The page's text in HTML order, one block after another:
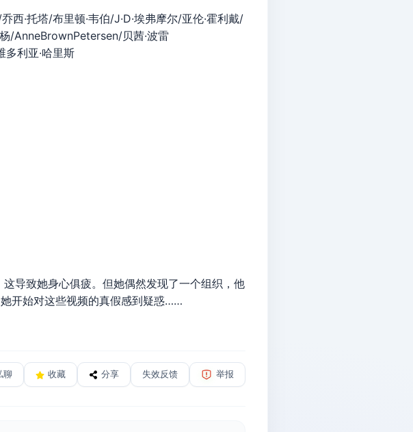
西·托塔/布里顿·韦伯/J·D·埃弗摩尔/亚伦·霍利戴/
/AnneBrownPetersen/贝茜·波雷
利亚·哈里斯
导致她身心俱疲。但她偶然发现了一个组织，他
开始对这些视频的真假感到疑惑……
聊 收藏 分享 失效反馈 举报